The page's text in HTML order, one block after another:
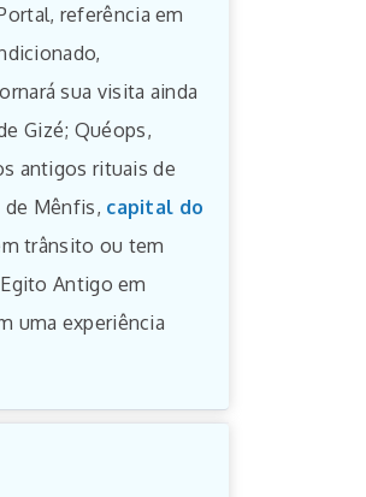
referência em
sua visita ainda
Gizé; Quéops,
antigos rituais de
de Mênfis, capital do
trânsito ou tem
Antigo em
uma experiência